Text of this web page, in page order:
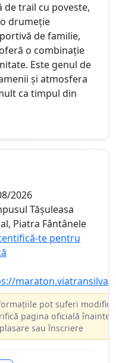
de trail cu poveste,
drumeție
de familie,
oferă o combinație
Este genul de
și atmosfera
ca timpul din
2026
Tășuleasa
Piatra Fântânele
te pentru
pot suferi
pagina oficială înainte
sau înscriere